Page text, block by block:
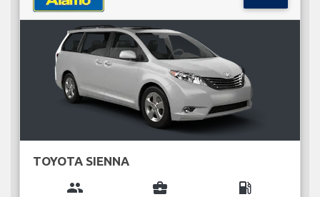
TOYOTA SIENNA
group business_center local_gas_station